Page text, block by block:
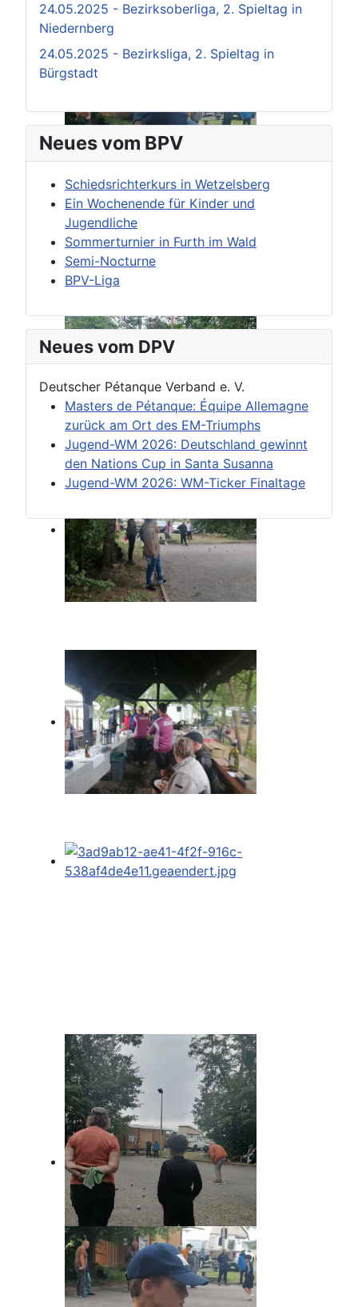
24.05.2025 - Bezirksoberliga, 2. Spieltag in
Niedernberg
24.05.2025 - Bezirksliga, 2. Spieltag in
Bürgstadt
Neues vom BPV
Schiedsrichterkurs in Wetzelsberg
Ein Wochenende für Kinder und
Jugendliche
Sommerturnier in Furth im Wald
Semi-Nocturne
BPV-Liga
Neues vom DPV
Deutscher Pétanque Verband e. V.
Masters de Pétanque: Équipe Allemagne
zurück am Ort des EM-Triumphs
Jugend-WM 2026: Deutschland gewinnt
den Nations Cup in Santa Susanna
Jugend-WM 2026: WM-Ticker Finaltage